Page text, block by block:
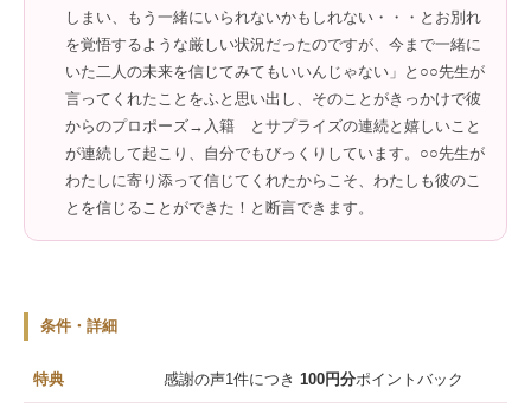
しまい、もう一緒にいられないかもしれない・・・とお別れ
を覚悟するような厳しい状況だったのですが、今まで一緒に
いた二人の未来を信じてみてもいいんじゃない」と○○先生が
言ってくれたことをふと思い出し、そのことがきっかけで彼
からのプロポーズ→入籍 とサプライズの連続と嬉しいこと
が連続して起こり、自分でもびっくりしています。○○先生が
わたしに寄り添って信じてくれたからこそ、わたしも彼のこ
とを信じることができた！と断言できます。
条件・詳細
特典 感謝の声1件につき 100円分ポイントバック